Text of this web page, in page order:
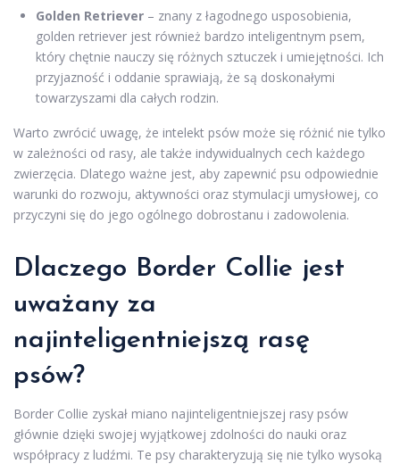
Golden Retriever – znany z łagodnego usposobienia,
golden retriever jest również bardzo inteligentnym psem,
który chętnie nauczy się różnych sztuczek i umiejętności. Ich
przyjazność i oddanie sprawiają, że są doskonałymi
towarzyszami dla całych rodzin.
Warto zwrócić uwagę, że intelekt psów może się różnić nie tylko
w zależności od rasy, ale także indywidualnych cech każdego
zwierzęcia. Dlatego ważne jest, aby zapewnić psu odpowiednie
warunki do rozwoju, aktywności oraz stymulacji umysłowej, co
przyczyni się do jego ogólnego dobrostanu i zadowolenia.
Dlaczego Border Collie jest
uważany za
najinteligentniejszą rasę
psów?
Border Collie zyskał miano najinteligentniejszej rasy psów
głównie dzięki swojej wyjątkowej zdolności do nauki oraz
współpracy z ludźmi. Te psy charakteryzują się nie tylko wysoką